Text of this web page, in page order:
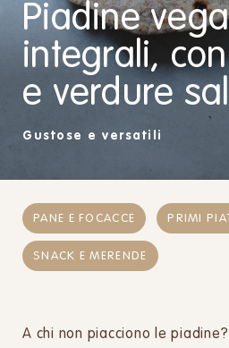
Piadine
integrali,
e verdure
Gustose e versatili
PANE E FOCACCE PRIMI
SNACK E MERENDE
A chi non piacciono le